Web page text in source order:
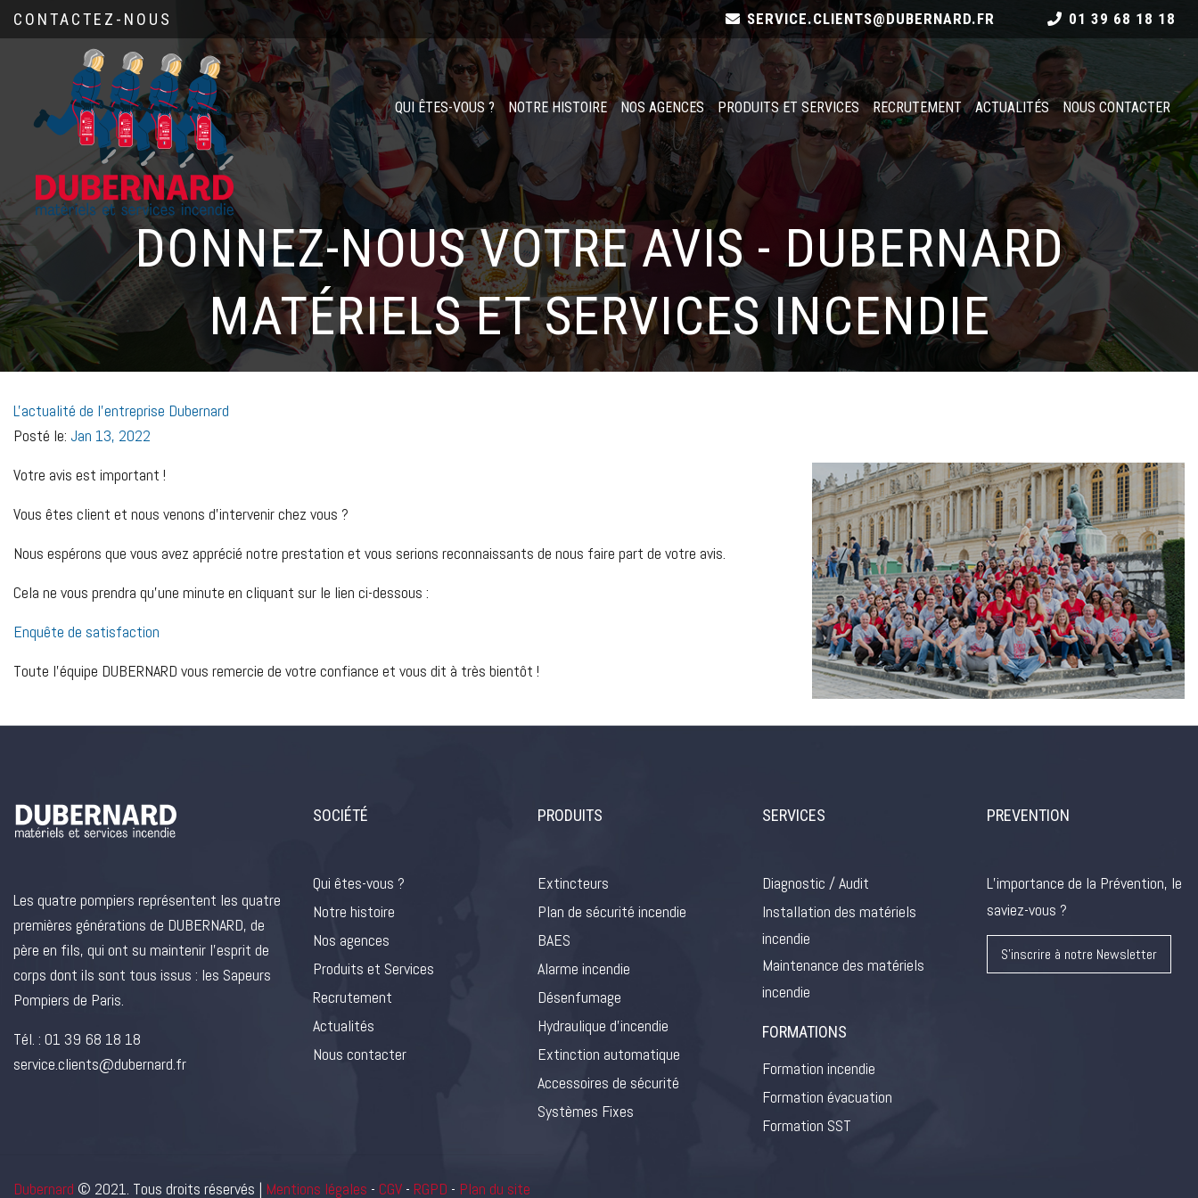
CONTACTEZ-NOUS SERVICE.CLIENTS@DUBERNARD.FR 01 39 68 18 18
QUI ÊTES-VOUS ? NOTRE HISTOIRE NOS AGENCES PRODUITS ET SERVICES RECRUTEMENT ACTUALITÉS NOUS CONTACTER
DONNEZ-NOUS VOTRE AVIS - DUBERNARD
MATÉRIELS ET SERVICES INCENDIE
L'actualité de l'entreprise Dubernard
Posté le: Jan 13, 2022
Votre avis est important !
Vous êtes client et nous venons d’intervenir chez vous ?
Nous espérons que vous avez apprécié notre prestation et vous serions reconnaissants de nous faire part de votre avis.
Cela ne vous prendra qu’une minute en cliquant sur le lien ci-dessous :
Enquête de satisfaction
Toute l’équipe DUBERNARD vous remercie de votre confiance et vous dit à très bientôt !
Les quatre pompiers représentent les quatre
premières générations de DUBERNARD, de
père en fils, qui ont su maintenir l’esprit de
corps dont ils sont tous issus : les Sapeurs
Pompiers de Paris.
Tél. : 01 39 68 18 18
service.clients@dubernard.fr
SOCIÉTÉ
Qui êtes-vous ?
Notre histoire
Nos agences
Produits et Services
Recrutement
Actualités
Nous contacter
PRODUITS
Extincteurs
Plan de sécurité incendie
BAES
Alarme incendie
Désenfumage
Hydraulique d’incendie
Extinction automatique
Accessoires de sécurité
Systèmes Fixes
SERVICES
Diagnostic / Audit
Installation des matériels
incendie
Maintenance des matériels
incendie
FORMATIONS
Formation incendie
Formation évacuation
Formation SST
PREVENTION
L’importance de la Prévention, le
saviez-vous ?
S'inscrire à notre Newsletter
Dubernard © 2021. Tous droits réservés | Mentions légales - CGV - RGPD - Plan du site